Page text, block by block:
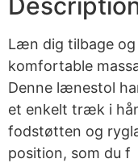
Læn dig tilbage
komfortable
Denne lænestol
et enkelt træk i
fodstøtten og
position, som du f